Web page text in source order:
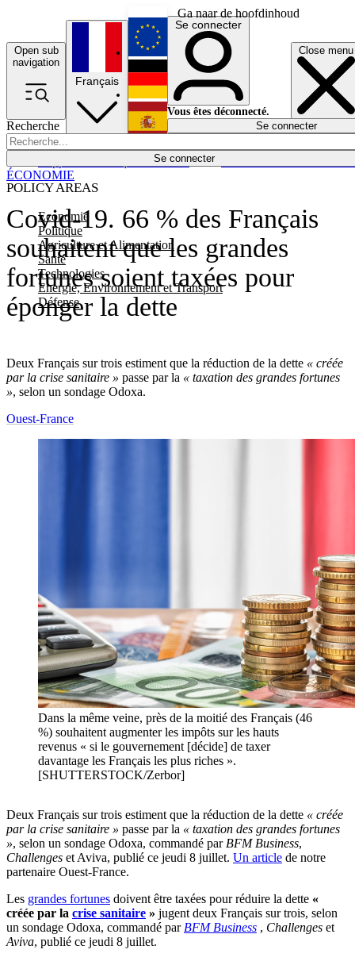
Ga naar de hoofdinhoud
Open sub
navigation
Close menu
Recherche
Se connecter
POLICY AREAS
Economie
Politique
Agriculture et Alimentation
Santé
Technologies
Energie, Environnement et Transport
Défense
Économie
Français
English
Deutsch
Español
Se connecter
Vous êtes déconnecté.
Se connecter
Covid-19. 66 % des Français
souhaitent que les grandes
fortunes soient taxées pour
éponger la dette
Deux Français sur trois estiment que la réduction de la dette « créée
par la crise sanitaire » passe par la « taxation des grandes fortunes
», selon un sondage Odoxa.
ÉCONOMIE
Ouest-France
Dans la même veine, près de la moitié des Français (46
%) souhaitent augmenter les impôts sur les hauts
revenus « si le gouvernement [décide] de taxer
davantage les Français les plus riches ».
[SHUTTERSTOCK/Zerbor]
Deux Français sur trois estiment que la réduction de la dette « créée
par la crise sanitaire » passe par la « taxation des grandes fortunes
», selon un sondage Odoxa, commandé par BFM Business,
Challenges et Aviva, publié ce jeudi 8 juillet. Un article de notre
partenaire Ouest-France.
Les grandes fortunes doivent être taxées pour réduire la dette «
créée par la crise sanitaire » jugent deux Français sur trois, selon
un sondage Odoxa, commandé par BFM Business , Challenges et
Aviva, publié ce jeudi 8 juillet.